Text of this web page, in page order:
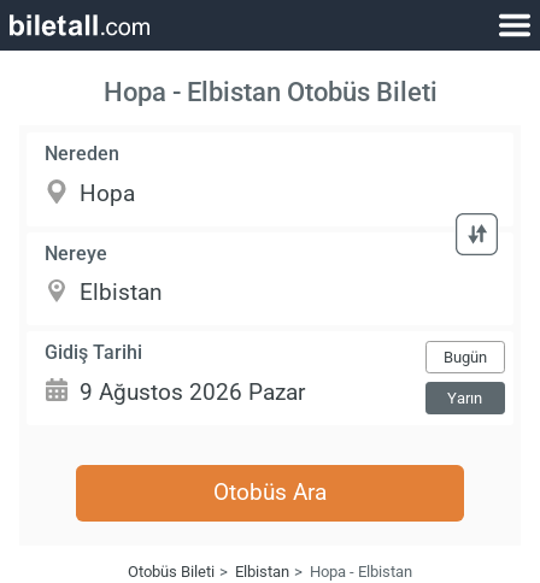
Hopa - Elbistan Otobüs Bileti
Nereden
Nereye
Gidiş Tarihi Bugün
Yarın
Otobüs Ara
Otobüs Bileti Elbistan Hopa - Elbistan